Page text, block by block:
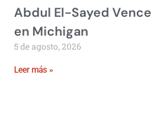
Abdul El-Sayed
en Michigan
5 de agosto, 2026
Leer más »